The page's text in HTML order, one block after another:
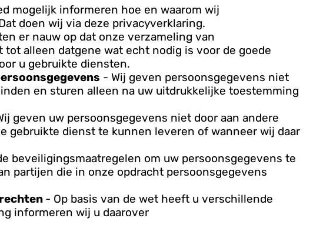
mogelijk informeren hoe en waarom wij
doen wij via deze privacyverklaring.
er nauw op dat onze verzameling van
alleen datgene wat echt nodig is voor de goede
u gebruikte diensten.
- Wij geven persoonsgegevens niet
en sturen alleen na uw uitdrukkelijke toestemming
geven uw persoonsgegevens niet door aan andere
gebruikte dienst te kunnen leveren of wanneer wij daar
beveiligingsmaatregelen om uw persoonsgegevens te
partijen die in onze opdracht persoonsgegevens
- Op basis van de wet heeft u verschillende
informeren wij u daarover